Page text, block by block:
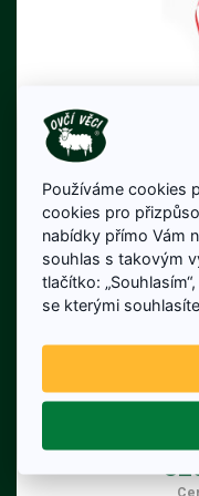
Slámový
Ručně
červenou
Tento
váš domov
Používáme cookies
cookies pro
nabídky přímo Vám
souhlas s takovým
tlačítko:
se kterými souhlasíte.